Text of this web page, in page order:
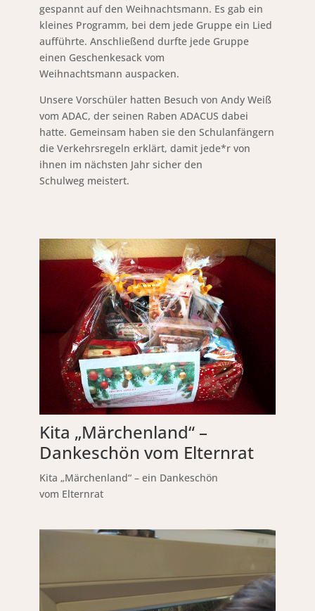
gespannt auf den Weihnachtsmann. Es gab ein
kleines Programm, bei dem jede Gruppe ein Lied
aufführte. Anschließend durfte jede Gruppe
einen Geschenkesack vom
Weihnachtsmann auspacken.
Unsere Vorschüler hatten Besuch von Andy Weiß
vom ADAC, der seinen Raben ADACUS dabei
hatte. Gemeinsam haben sie den Schulanfängern
die Verkehrsregeln erklärt, damit jede*r von
ihnen im nächsten Jahr sicher den
Schulweg meistert.
Kita „Märchenland“ –
Dankeschön vom Elternrat
Kita „Märchenland“ – ein Dankeschön
vom Elternrat